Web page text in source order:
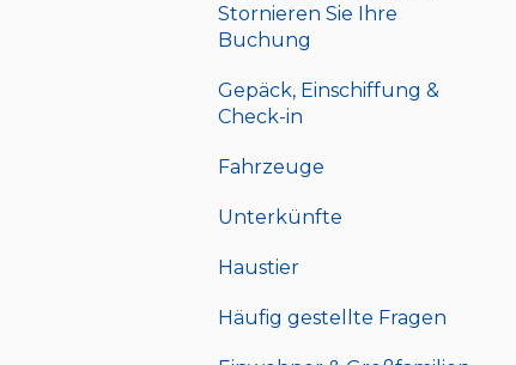
Stornieren Sie Ihre
Buchung
Gepäck, Einschiffung &
Check-in
Fahrzeuge
Unterkünfte
Haustier
Häufig gestellte Fragen